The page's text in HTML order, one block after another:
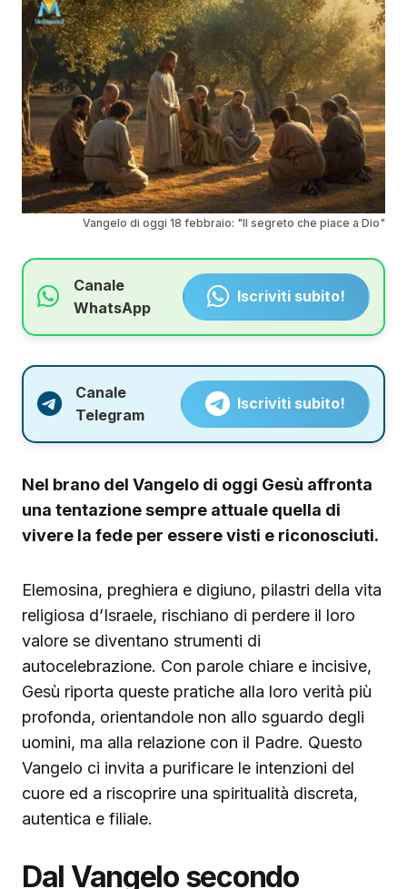
Vangelo di oggi 18 febbraio: "Il segreto che piace a Dio"
Canale
WhatsApp
Iscriviti subito!
Canale
Telegram
Iscriviti subito!
Nel brano del Vangelo di oggi Gesù affronta
una tentazione sempre attuale quella di
vivere la fede per essere visti e riconosciuti.
Elemosina, preghiera e digiuno, pilastri della vita
religiosa d’Israele, rischiano di perdere il loro
valore se diventano strumenti di
autocelebrazione. Con parole chiare e incisive,
Gesù riporta queste pratiche alla loro verità più
profonda, orientandole non allo sguardo degli
uomini, ma alla relazione con il Padre. Questo
Vangelo ci invita a purificare le intenzioni del
cuore ed a riscoprire una spiritualità discreta,
autentica e filiale.
Dal Vangelo secondo